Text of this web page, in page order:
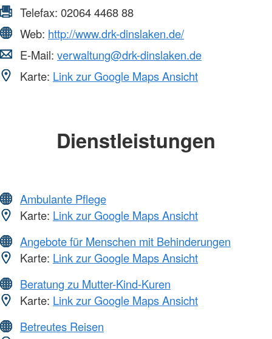
Telefax: 02064 4468 88
Web: http://www.drk-dinslaken.de/
E-Mail: verwaltung@drk-dinslaken.de
Karte: Link zur Google Maps Ansicht
Dienstleistungen
Ambulante Pflege
Karte: Link zur Google Maps Ansicht
Angebote für Menschen mit Behinderungen
Karte: Link zur Google Maps Ansicht
Beratung zu Mutter-Kind-Kuren
Karte: Link zur Google Maps Ansicht
Betreutes Reisen